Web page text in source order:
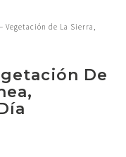
de La Sierra,
De